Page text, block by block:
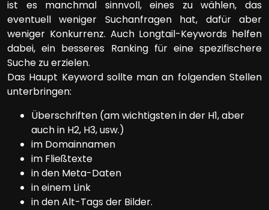
ist es manchmal sinnvoll, eines zu wählen, das
eventuell weniger Suchanfragen hat, dafür aber
weniger Konkurrenz. Auch Longtail-Keywords helfen
dabei, ein besseres Ranking für eine spezifischere
Suche zu erzielen.
Das Haupt Keyword sollte man an folgenden Stellen
unterbringen:
Überschriften (am wichtigsten in der H1, aber
auch in H2, H3, usw.)
im Domainnamen
im Fließtexte
in den Meta-Daten
in einem Link
in den Alt-Tags der Bilder.